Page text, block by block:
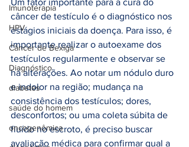
Imunoterapia
HPV
Câncer de Bexiga
Diagnóstico
diabetes
saúde do homem
oncogenômica
Um fator importante para a cura do
câncer de testículo é o diagnóstico nos
estágios iniciais da doença. Para isso, é
importante realizar o autoexame dos
testículos regularmente e observar se
há alterações. Ao notar um nódulo duro
e indolor na região; mudança na
consistência dos testículos; dores,
desconfortos; ou uma coleta súbita de
fluído no escroto, é preciso buscar
avaliação médica para confirmar qual a